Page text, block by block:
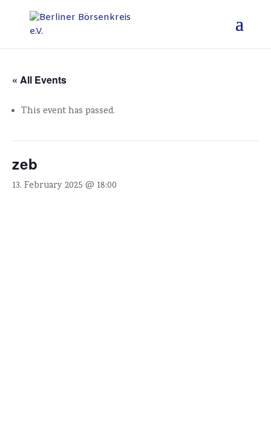
« All Events
This event has passed.
zeb
13. February 2025 @ 18:00